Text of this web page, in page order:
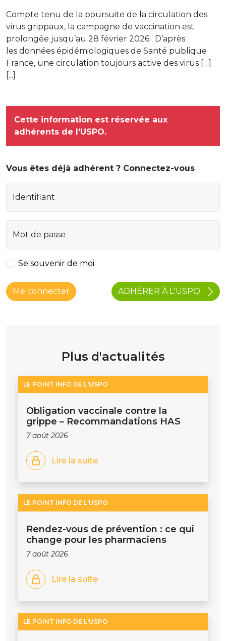
Compte tenu de la poursuite de la circulation des
virus grippaux, la campagne de vaccination est
prolongée jusqu’au 28 février 2026. D’après
les données épidémiologiques de Santé publique
France, une circulation toujours active des virus […]
[...]
Cette information est réservée aux
adhérents de l'USPO.
Vous êtes déjà adhérent ? Connectez-vous
Identifiant
Mot de passe
Se souvenir de moi
Me connecter ADHÉRER À L'USPO
Plus d'actualités
LE POINT INFO DE L'USPO
Obligation vaccinale contre la
grippe – Recommandations HAS
7 août 2026
Lire la suite
LE POINT INFO DE L'USPO
Rendez-vous de prévention : ce qui
change pour les pharmaciens
7 août 2026
Lire la suite
LE POINT INFO DE L'USPO